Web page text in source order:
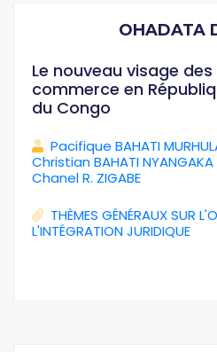
OHADATA
Le nouveau visage
commerce en
du Congo
Pacifique BAHATI
Christian BAHATI NYANGAKA
Chanel R. ZIGABE
THÈMES GÉNÉRAUX SUR
L'INTÉGRATION JURIDIQUE